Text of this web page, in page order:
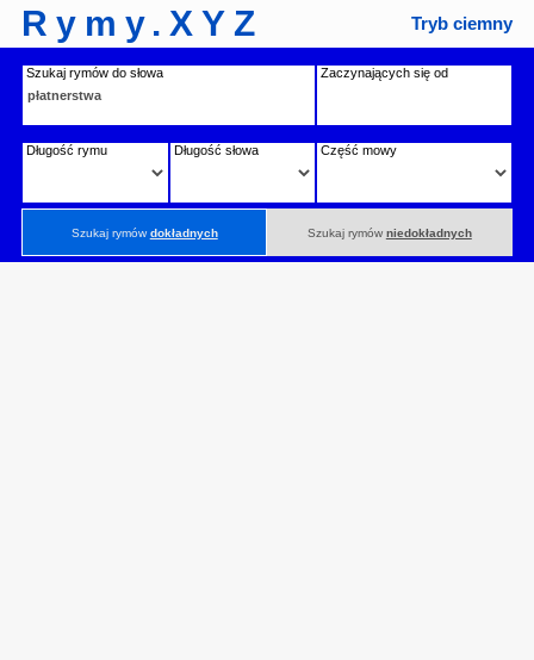
Rymy.XYZ Tryb ciemny
Szukaj rymów do słowa Zaczynających się od
Długość rymu Długość słowa Część mowy
Szukaj rymówdokładnych Szukaj rymów niedokładnych